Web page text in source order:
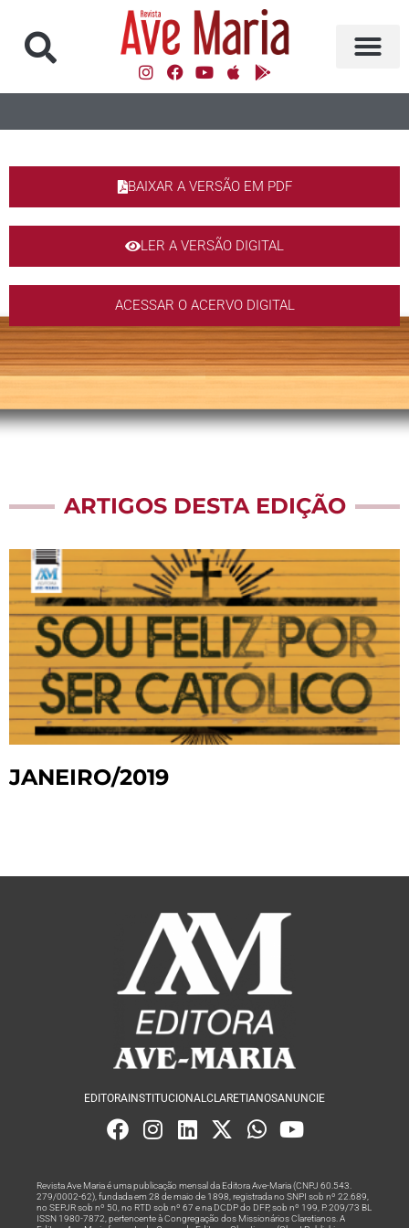
BAIXAR A VERSÃO EM PDF
LER A VERSÃO DIGITAL
ACESSAR O ACERVO DIGITAL
ARTIGOS DESTA EDIÇÃO
JANEIRO/2019
EDITORA INSTITUCIONALCLARETIANOSANUNCIE
Revista Ave Maria é uma publicação mensal da Editora Ave-Maria (CNPJ 60.543.
279/0002-62), fundada em 28 de maio de 1898, registrada no SNPI sob nº 22.689,
no SEPJR sob nº 50, no RTD sob nº 67 e na DCDP do DFP, sob nº 199, P. 209/73 BL
ISSN 1980-7872, pertencente à Congregação dos Missionários Claretianos. A